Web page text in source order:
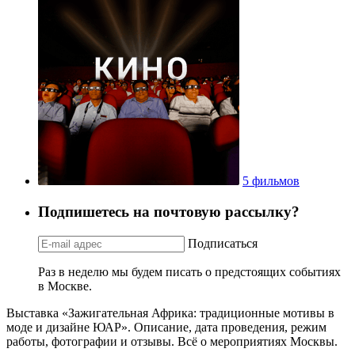
5 фильмов
Подпишетесь на почтовую рассылку?
Подписаться
Раз в неделю мы будем писать о предстоящих событиях
в Москве.
Выставка «Зажигательная Африка: традиционные мотивы в
моде и дизайне ЮАР». Описание, дата проведения, режим
работы, фотографии и отзывы. Всё о мероприятиях Москвы.